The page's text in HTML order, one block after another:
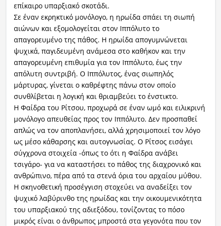
επίκαιρο υπαρξιακό σκοτάδι.
Σε έναν εκρηκτικό μονόλογο, η ηρωίδα σπάει τη σιωπή
αιώνων και εξομολογείται στον Ιππόλυτο το
απαγορευμένο της πάθος. Η ηρωίδα απογυμνώνεται
ψυχικά, παγιδευμένη ανάμεσα στο καθήκον και την
απαγορευμένη επιθυμία για τον Ιππόλυτο, έως την
απόλυτη συντριβή. Ο Ιππόλυτος, ένας σιωπηλός
μάρτυρας, γίνεται ο καθρέφτης πάνω στον οποίο
συνθλίβεται η λογική και θριαμβεύει το ένστικτο.
Η Φαίδρα του Ρίτσου, προχωρά σε έναν ωμό και ειλικρινή
μονόλογο απευθείας προς τον Ιππόλυτο. Δεν προσπαθεί
απλώς να τον αποπλανήσει, αλλά χρησιμοποιεί τον λόγο
ως μέσο κάθαρσης και αυτογνωσίας. Ο Ρίτσος εισάγει
σύγχρονα στοιχεία -όπως το ότι η Φαίδρα ανάβει
τσιγάρο- για να καταστήσει το πάθος της διαχρονικό και
ανθρώπινο, πέρα από τα στενά όρια του αρχαίου μύθου.
Η σκηνοθετική προσέγγιση στοχεύει να αναδείξει τον
ψυχικό λαβύρινθο της ηρωίδας και την οικουμενικότητα
του υπαρξιακού της αδιεξόδου, τονίζοντας το πόσο
μικρός είναι ο άνθρωπος μπροστά στα γεγονότα που τον